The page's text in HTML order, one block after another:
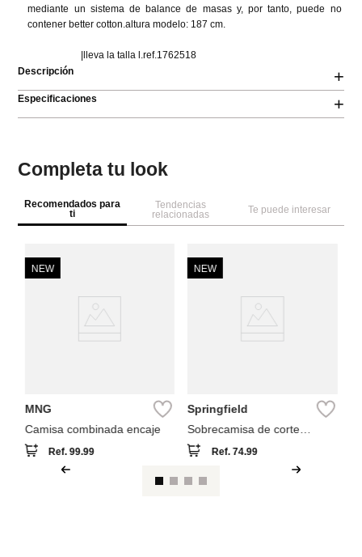
mediante un sistema de balance de masas y, por tanto, puede no
contener better cotton.altura modelo: 187 cm.
                      |lleva la talla l.ref.1762518
Descripción
+
Especificaciones +
Completa tu look
Recomendados para
ti
Tendencias
relacionadas
Te puede interesar
NEW
MNG
Camisa combinada encaje
Ref.99.99
NEW
Springfield
Sobrecamisa de corte
holgado
Ref. 74.99